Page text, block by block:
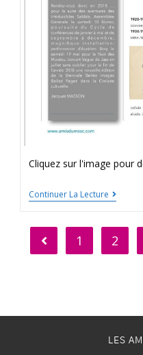
Cliquez sur l'image pour
Continuer La Lecture
1 2
LES